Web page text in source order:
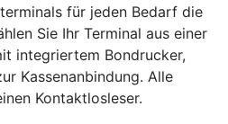
für jeden Bedarf die
Sie Ihr Terminal aus einer
integriertem Bondrucker,
Kassenanbindung. Alle
Kontaktlosleser.